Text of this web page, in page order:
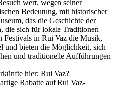
wert, wegen seiner
Bedeutung, mit historischer
das die Geschichte der
die sich für lokale Traditionen
Festivals in Rui Vaz die Musik,
und bieten die Möglichkeit, sich
und traditionelle Aufführungen
hier: Rui Vaz?
Rabatte auf Rui Vaz-